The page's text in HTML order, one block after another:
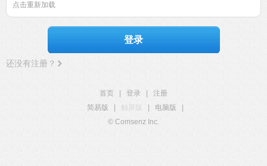
点击重新加载
登录
还没有注册？
首页 登录
注册
简易版
触屏版 电脑版
© Comsenz Inc.